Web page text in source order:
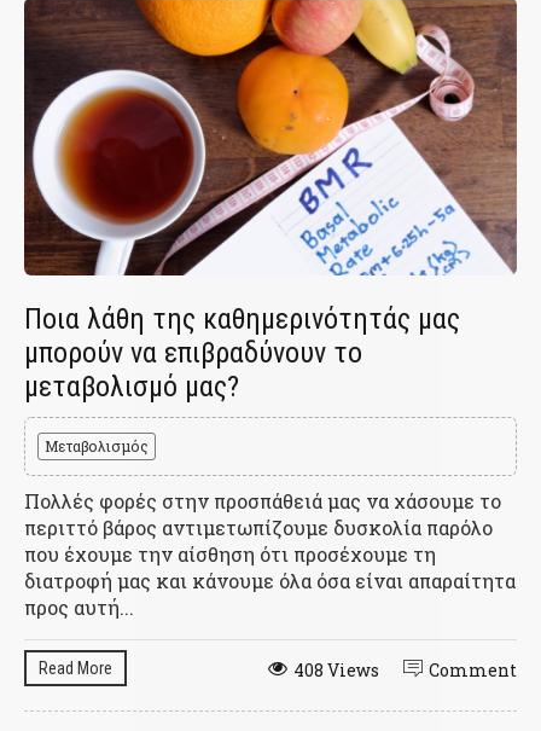
Ποια λάθη της καθημερινότητάς μας
μπορούν να επιβραδύνουν το
μεταβολισμό μας?
Μεταβολισμός
Πολλές φορές στην προσπάθειά μας να χάσουμε το
περιττό βάρος αντιμετωπίζουμε δυσκολία παρόλο
που έχουμε την αίσθηση ότι προσέχουμε τη
διατροφή μας και κάνουμε όλα όσα είναι απαραίτητα
προς αυτή...
Read More Comment
408 Views